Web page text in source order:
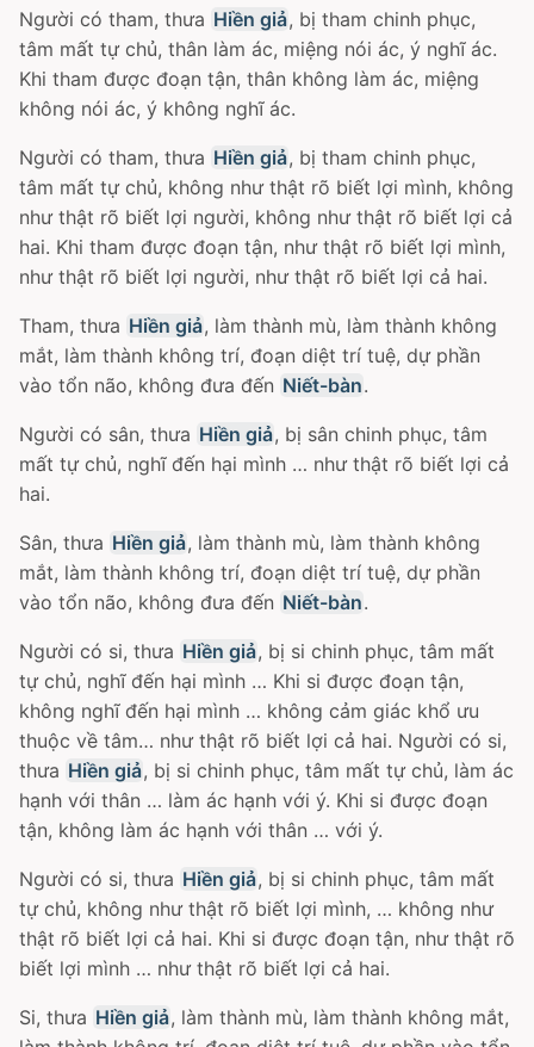
Người có tham, thưa Hiền giả, bị tham chinh phục,
tâm mất tự chủ, thân làm ác, miệng nói ác, ý nghĩ ác.
Khi tham được đoạn tận, thân không làm ác, miệng
không nói ác, ý không nghĩ ác.
Người có tham, thưa Hiền giả, bị tham chinh phục,
tâm mất tự chủ, không như thật rõ biết lợi mình, không
như thật rõ biết lợi người, không như thật rõ biết lợi cả
hai. Khi tham được đoạn tận, như thật rõ biết lợi mình,
như thật rõ biết lợi người, như thật rõ biết lợi cả hai.
Tham, thưa Hiền giả, làm thành mù, làm thành không
mắt, làm thành không trí, đoạn diệt trí tuệ, dự phần
vào tổn não, không đưa đến Niết-bàn.
Người có sân, thưa Hiền giả, bị sân chinh phục, tâm
mất tự chủ, nghĩ đến hại mình … như thật rõ biết lợi cả
hai.
Sân, thưa Hiền giả, làm thành mù, làm thành không
mắt, làm thành không trí, đoạn diệt trí tuệ, dự phần
vào tổn não, không đưa đến Niết-bàn.
Người có si, thưa Hiền giả, bị si chinh phục, tâm mất
tự chủ, nghĩ đến hại mình … Khi si được đoạn tận,
không nghĩ đến hại mình … không cảm giác khổ ưu
thuộc về tâm… như thật rõ biết lợi cả hai. Người có si,
thưa Hiền giả, bị si chinh phục, tâm mất tự chủ, làm ác
hạnh với thân … làm ác hạnh với ý. Khi si được đoạn
tận, không làm ác hạnh với thân … với ý.
Người có si, thưa Hiền giả, bị si chinh phục, tâm mất
tự chủ, không như thật rõ biết lợi mình, … không như
thật rõ biết lợi cả hai. Khi si được đoạn tận, như thật rõ
biết lợi mình … như thật rõ biết lợi cả hai.
Si, thưa Hiền giả, làm thành mù, làm thành không mắt,